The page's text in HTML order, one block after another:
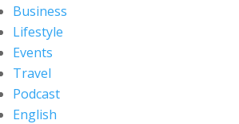
Business
Lifestyle
Events
Travel
Podcast
English